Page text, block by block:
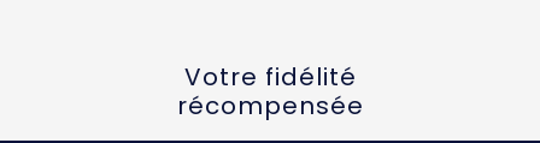
Votre fidélité
récompensée